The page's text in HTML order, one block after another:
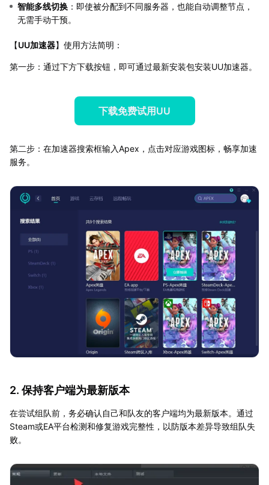
智能多线切换 ：即使被分配到不同服务器，也能自动调整节点，
无需手动干预。
【UU加速器】使用方法简明：
第一步：通过下方下载按钮，即可通过最新安装包安装UU加速器。
下载免费试用UU
第二步：在加速器搜索框输入Apex，点击对应游戏图标，畅享加速
服务。
2. 保持客户端为最新版本
在尝试组队前，务必确认自己和队友的客户端均为最新版本。通过
Steam或EA平台检测和修复游戏完整性，以防版本差异导致组队失
败。